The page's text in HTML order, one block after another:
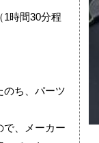
時間30分程
のち、パーツ
で、メーカー